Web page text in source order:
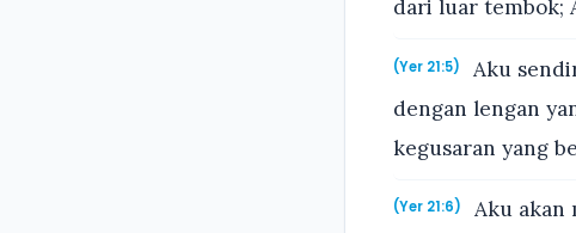
dari luar tembok;
(Yer 21:5)
Aku
dengan lengan
kegusaran yang
(Yer 21:6)
Aku akan